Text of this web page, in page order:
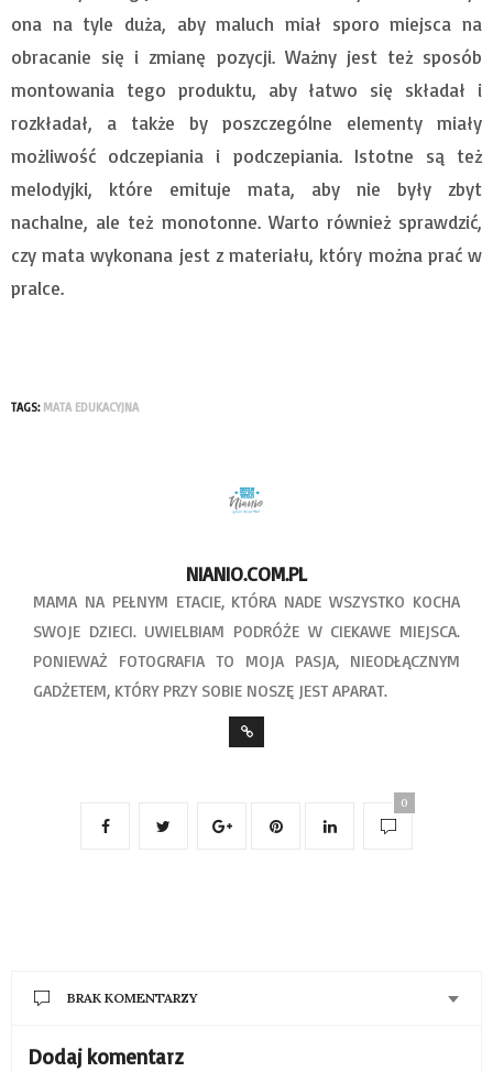
ona na tyle duża, aby maluch miał sporo miejsca na
obracanie się i zmianę pozycji. Ważny jest też sposób
montowania tego produktu, aby łatwo się składał i
rozkładał, a także by poszczególne elementy miały
możliwość odczepiania i podczepiania. Istotne są też
melodyjki, które emituje mata, aby nie były zbyt
nachalne, ale też monotonne. Warto również sprawdzić,
czy mata wykonana jest z materiału, który można prać w
pralce.
TAGS: MATA EDUKACYJNA
NIANIO.COM.PL
MAMA NA PEŁNYM ETACIE, KTÓRA NADE WSZYSTKO KOCHA
SWOJE DZIECI. UWIELBIAM PODRÓŻE W CIEKAWE MIEJSCA.
PONIEWAŻ FOTOGRAFIA TO MOJA PASJA, NIEODŁĄCZNYM
GADŻETEM, KTÓRY PRZY SOBIE NOSZĘ JEST APARAT.
0
BRAK KOMENTARZY
Dodaj komentarz